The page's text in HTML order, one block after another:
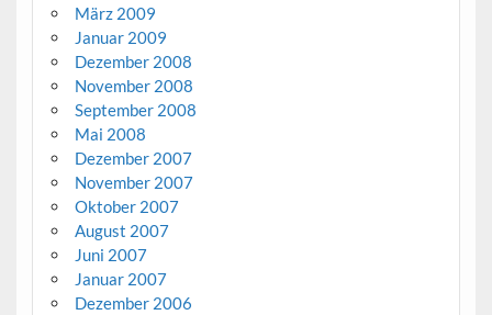
März 2009
Januar 2009
Dezember 2008
November 2008
September 2008
Mai 2008
Dezember 2007
November 2007
Oktober 2007
August 2007
Juni 2007
Januar 2007
Dezember 2006